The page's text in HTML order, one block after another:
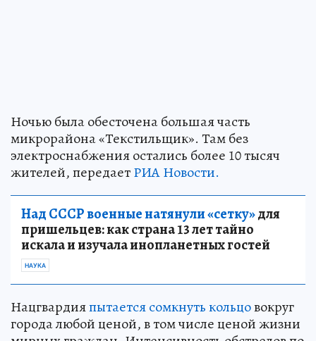
Ночью была обесточена большая часть
микрорайона «Текстильщик». Там без
электроснабжения остались более 10 тысяч
жителей, передаетРИА Новости.
Над СССР военные натянули «сетку»для
пришельцев: как страна 13 лет тайно
искала и изучала инопланетных гостей
НАУКА
Нацгвардияпытается сомкнуть кольцовокруг
города любой ценой, в том числе ценой жизни